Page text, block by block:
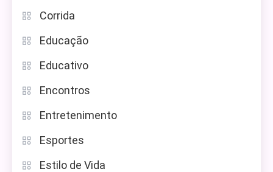
Corrida
Educação
Educativo
Encontros
Entretenimento
Esportes
Estilo de Vida